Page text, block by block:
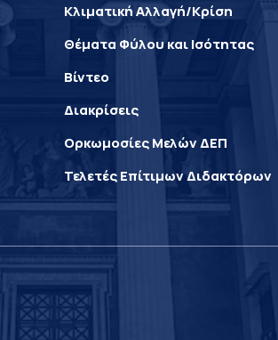
Κλιματική Αλλαγή/Κρίση
Θέματα Φύλου και Ισότητας
Βίντεο
Διακρίσεις
Ορκωμοσίες Μελών ΔΕΠ
Τελετές Επίτιμων Διδακτόρων